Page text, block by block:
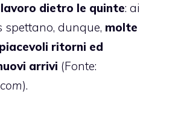
dietro le quinte: ai
dunque, molte
ritorni ed
arrivi (Fonte:
).